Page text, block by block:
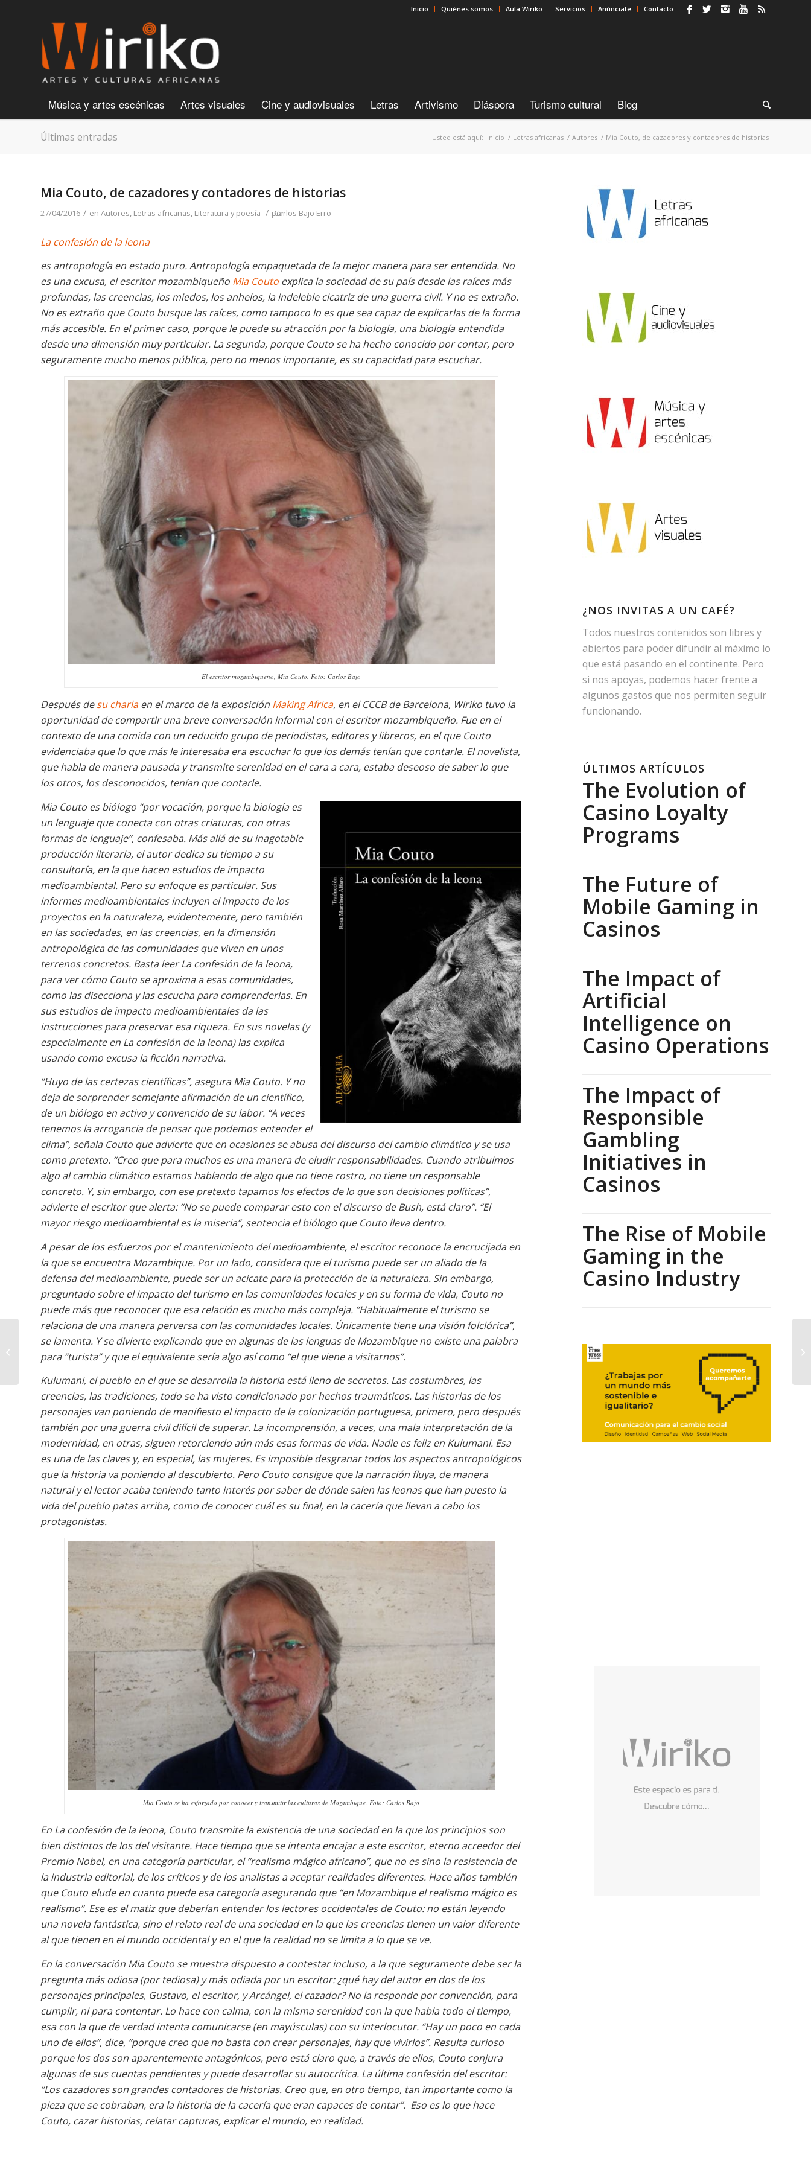
Inicio Quiénes somos Aula Wiriko Servicios Anúnciate Contacto
Música y artes escénicas Artes visuales Cine y audiovisuales Letras Artivismo Diáspora Turismo cultural Blog
Últimas entradas Usted está aquí: Inicio / Letras africanas / Autores / Mia Couto, de cazadores y contadores de historias
Mia Couto, de cazadores y contadores de historias
27/04/2016 / en Autores, Letras africanas, Literatura y poesía / por
Carlos Bajo Erro
La confesión de la leona
es antropología en estado puro. Antropología empaquetada de la mejor manera para ser entendida. No
es una excusa, el escritor mozambiqueño Mia Couto explica la sociedad de su país desde las raíces más
profundas, las creencias, los miedos, los anhelos, la indeleble cicatriz de una guerra civil. Y no es extraño.
No es extraño que Couto busque las raíces, como tampoco lo es que sea capaz de explicarlas de la forma
más accesible. En el primer caso, porque le puede su atracción por la biología, una biología entendida
desde una dimensión muy particular. La segunda, porque Couto se ha hecho conocido por contar, pero
seguramente mucho menos pública, pero no menos importante, es su capacidad para escuchar.
El escritor mozambiqueño, Mia Couto. Foto: Carlos Bajo
Después desu charlaen el marco de la exposición Making Africa, en el CCCB de Barcelona, Wiriko tuvo la
oportunidad de compartir una breve conversación informal con el escritor mozambiqueño. Fue en el
contexto de una comida con un reducido grupo de periodistas, editores y libreros, en el que Couto
evidenciaba que lo que más le interesaba era escuchar lo que los demás tenían que contarle. El novelista,
que habla de manera pausada y transmite serenidad en el cara a cara, estaba deseoso de saber lo que
los otros, los desconocidos, tenían que contarle.
Mia Couto es biólogo “por vocación, porque la biología es
un lenguaje que conecta con otras criaturas, con otras
formas de lenguaje”, confesaba. Más allá de su inagotable
producción literaria, el autor dedica su tiempo a su
consultoría, en la que hacen estudios de impacto
medioambiental. Pero su enfoque es particular. Sus
informes medioambientales incluyen el impacto de los
proyectos en la naturaleza, evidentemente, pero también
en las sociedades, en las creencias, en la dimensión
antropológica de las comunidades que viven en unos
terrenos concretos. Basta leerLa confesión de la leona,
para ver cómo Couto se aproxima a esas comunidades,
como las disecciona y las escucha para comprenderlas. En
sus estudios de impacto medioambientales da las
instrucciones para preservar esa riqueza. En sus novelas (y
especialmente en La confesión de la leona) las explica
usando como excusa la ficción narrativa.
“Huyo de las certezas científicas”, asegura Mia Couto. Y no
deja de sorprender semejante afirmación de un científico,
de un biólogo en activo y convencido de su labor. “A veces
tenemos la arrogancia de pensar que podemos entender el
clima”, señala Couto que advierte que en ocasiones se abusa del discurso del cambio climático y se usa
como pretexto. “Creo que para muchos es una manera de eludir responsabilidades. Cuando atribuimos
algo al cambio climático estamos hablando de algo que no tiene rostro, no tiene un responsable
concreto. Y, sin embargo, con ese pretexto tapamos los efectos de lo que son decisiones políticas”,
advierte el escritor que alerta: “No se puede comparar esto con el discurso de Bush, está claro”. “El
mayor riesgo medioambiental es la miseria”, sentencia el biólogo que Couto lleva dentro.
A pesar de los esfuerzos por el mantenimiento del medioambiente, el escritor reconoce la encrucijada en
la que se encuentra Mozambique. Por un lado, considera que el turismo puede ser un aliado de la
defensa del medioambiente, puede ser un acicate para la protección de la naturaleza. Sin embargo,
preguntado sobre el impacto del turismo en las comunidades locales y en su forma de vida, Couto no
puede más que reconocer que esa relación es mucho más compleja. “Habitualmente el turismo se
relaciona de una manera perversa con las comunidades locales. Únicamente tiene una visión folclórica”,
se lamenta. Y se divierte explicando que en algunas de las lenguas de Mozambique no existe una palabra
para “turista” y que el equivalente sería algo así como “el que viene a visitarnos”.
Kulumani, el pueblo en el que se desarrolla la historia está lleno de secretos. Las costumbres, las
creencias, las tradiciones, todo se ha visto condicionado por hechos traumáticos. Las historias de los
personajes van poniendo de manifiesto el impacto de la colonización portuguesa, primero, pero después
también por una guerra civil difícil de superar. La incomprensión, a veces, una mala interpretación de la
modernidad, en otras, siguen retorciendo aún más esas formas de vida. Nadie es feliz en Kulumani. Esa
es una de las claves y, en especial, las mujeres. Es imposible desgranar todos los aspectos antropológicos
que la historia va poniendo al descubierto. Pero Couto consigue que la narración fluya, de manera
natural y el lector acaba teniendo tanto interés por saber de dónde salen las leonas que han puesto la
vida del pueblo patas arriba, como de conocer cuál es su final, en la cacería que llevan a cabo los
protagonistas.
Mia Couto se ha esforzado por conocer y transmitir las culturas de Mozambique. Foto: Carlos Bajo
En La confesión de la leona, Couto transmite la existencia de una sociedad en la que los principios son
bien distintos de los del visitante. Hace tiempo que se intenta encajar a este escritor, eterno acreedor del
Premio Nobel, en una categoría particular, el “realismo mágico africano”, que no es sino la resistencia de
la industria editorial, de los críticos y de los analistas a aceptar realidades diferentes. Hace años también
que Couto elude en cuanto puede esa categoría asegurando que “en Mozambique el realismo mágico es
realismo”. Ese es el matiz que deberían entender los lectores occidentales de Couto: no están leyendo
una novela fantástica, sino el relato real de una sociedad en la que las creencias tienen un valor diferente
al que tienen en el mundo occidental y en el que la realidad no se limita a lo que se ve.
En la conversación Mia Couto se muestra dispuesto a contestar incluso, a la que seguramente debe ser la
pregunta más odiosa (por tediosa) y más odiada por un escritor: ¿qué hay del autor en dos de los
personajes principales, Gustavo, el escritor, y Arcángel, el cazador? No la responde por convención, para
cumplir, ni para contentar. Lo hace con calma, con la misma serenidad con la que habla todo el tiempo,
esa con la que de verdad intenta comunicarse (en mayúsculas) con su interlocutor. “Hay un poco en cada
uno de ellos”, dice, “porque creo que no basta con crear personajes, hay que vivirlos”. Resulta curioso
porque los dos son aparentemente antagónicos, pero está claro que, a través de ellos, Couto conjura
algunas de sus cuentas pendientes y puede desarrollar su autocrítica. La última confesión del escritor:
“Los cazadores son grandes contadores de historias. Creo que, en otro tiempo, tan importante como la
pieza que se cobraban, era la historia de la cacería que eran capaces de contar”. Eso es lo que hace
Couto, cazar historias, relatar capturas, explicar el mundo, en realidad.
¿NOS INVITAS A UN CAFÉ?
Todos nuestros contenidos son libres y
abiertos para poder difundir al máximo lo
que está pasando en el continente. Pero
si nos apoyas, podemos hacer frente a
algunos gastos que nos permiten seguir
funcionando.
ÚLTIMOS ARTÍCULOS
The Evolution of
Casino Loyalty
Programs
The Future of
Mobile Gaming in
Casinos
The Impact of
Artificial
Intelligence on
Casino Operations
The Impact of
Responsible
Gambling
Initiatives in
Casinos
The Rise of Mobile
Gaming in the
Casino Industry
Crumbs: una Etiopía de
ciencia ficción